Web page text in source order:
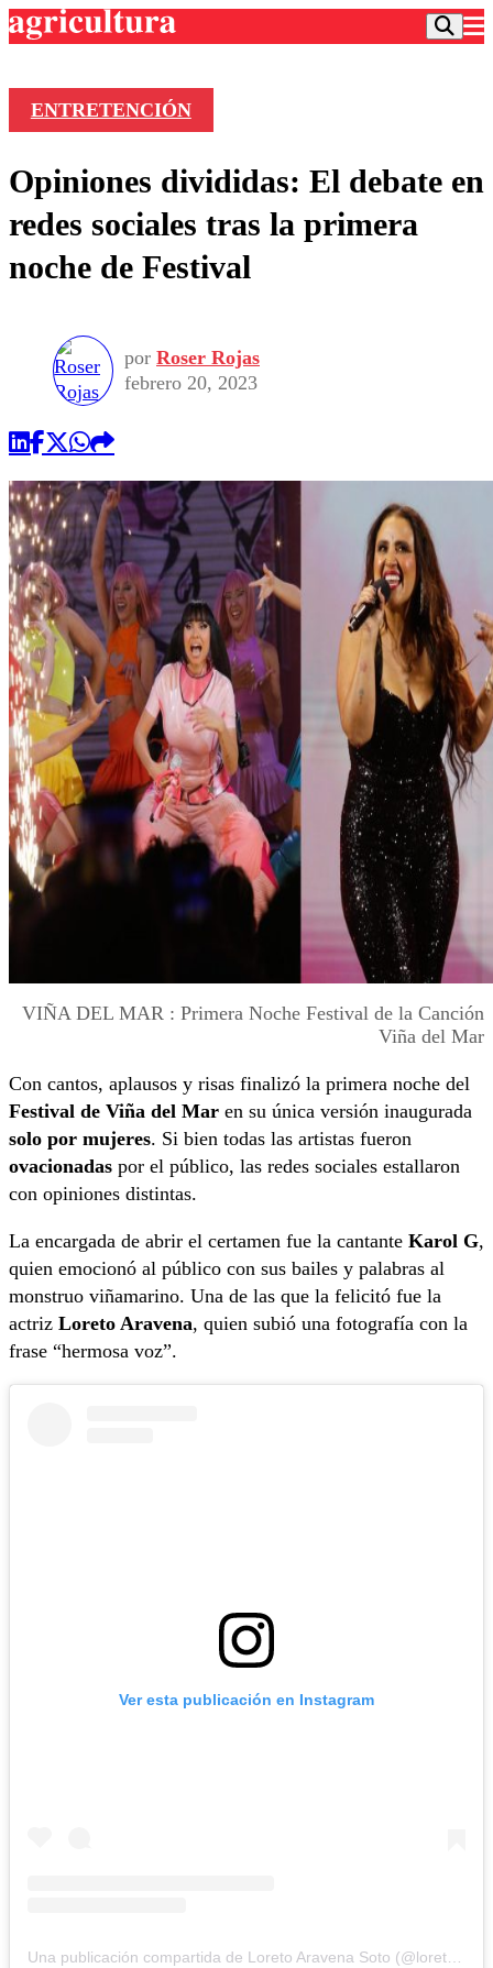
Frecuencias
Agricultura TV
Deportes
Colo Colo
Seleccion Chilena
Torneo Internacional
Entretención
Economía
Internacional
Publicaciones en medios
Opinión
ENTRETENCIÓN
Opiniones divididas: El debate en
redes sociales tras la primera
noche de Festival
por Roser Rojas
febrero 20, 2023
VIÑA DEL MAR : Primera Noche Festival de la Canción
Viña del Mar
Con cantos, aplausos y risas finalizó la primera noche del
Festival de Viña del Mar en su única versión inaugurada
solo por mujeres. Si bien todas las artistas fueron
ovacionadas por el público, las redes sociales estallaron
con opiniones distintas.
La encargada de abrir el certamen fue la cantante Karol G,
quien emocionó al público con sus bailes y palabras al
monstruo viñamarino. Una de las que la felicitó fue la
actriz Loreto Aravena, quien subió una fotografía con la
frase “hermosa voz”.
Ver esta publicación en Instagram
Una publicación compartida de Loreto Aravena Soto (@loretoaravena)